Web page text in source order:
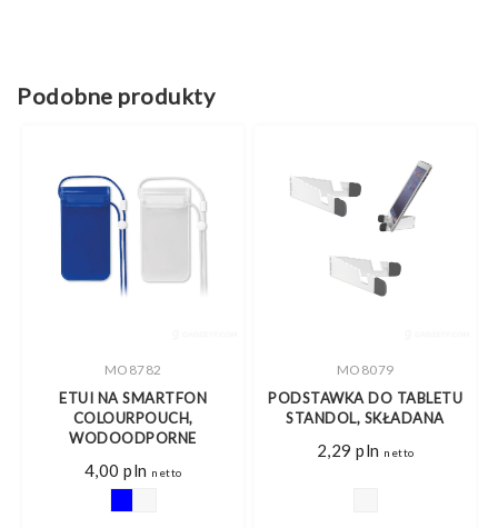
Podobne produkty
MO8782
ETUI NA SMARTFON
COLOURPOUCH,
WODOODPORNE
4,00 pln netto
MO8079
PODSTAWKA DO TABLETU
STANDOL, SKŁADANA
2,29 pln netto